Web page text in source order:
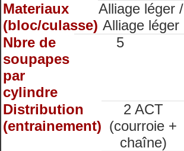
Materiaux
(bloc/culasse)
Alliage léger /
Alliage léger
Nbre de
soupapes
par
cylindre
5
Distribution
(entrainement)
2 ACT
(courroie +
chaîne)